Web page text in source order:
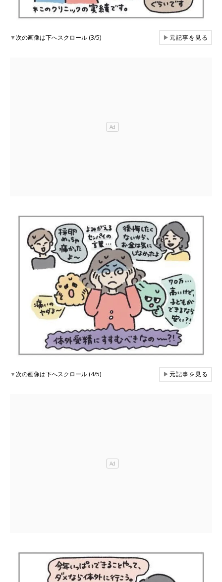
▼次の画像は下へスクロール (3/5) ▶元記事を見る
▼次の画像は下へスクロール (4/5) ▶元記事を見る